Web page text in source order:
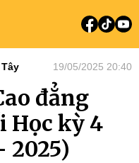
19/05/2025 20:40
đẳng
Học kỳ 4
2025)